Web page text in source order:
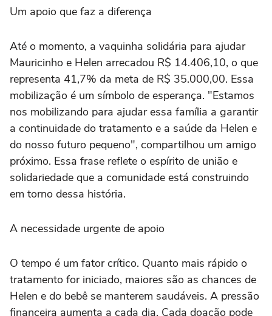
Um apoio que faz a diferença
Até o momento, a vaquinha solidária para ajudar
Mauricinho e Helen arrecadou R$ 14.406,10, o que
representa 41,7% da meta de R$ 35.000,00. Essa
mobilização é um símbolo de esperança. "Estamos
nos mobilizando para ajudar essa família a garantir
a continuidade do tratamento e a saúde da Helen e
do nosso futuro pequeno", compartilhou um amigo
próximo. Essa frase reflete o espírito de união e
solidariedade que a comunidade está construindo
em torno dessa história.
A necessidade urgente de apoio
O tempo é um fator crítico. Quanto mais rápido o
tratamento for iniciado, maiores são as chances de
Helen e do bebê se manterem saudáveis. A pressão
financeira aumenta a cada dia. Cada doação pode